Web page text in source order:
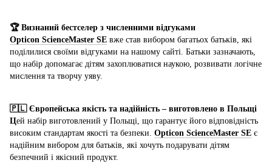
🏆 Визнаний бестселер з численними відгуками
Opticon ScienceMaster SE вже став вибором багатьох батьків, які
поділилися своїми відгуками на нашому сайті. Батьки зазначають,
що набір допомагає дітям захоплюватися наукою, розвивати логічне
мислення та творчу уяву.
🇵🇱 Європейська якість та надійність – виготовлено в Польщі
Цей набір виготовлений у Польщі, що гарантує його відповідність
високим стандартам якості та безпеки. Opticon ScienceMaster SE є
надійним вибором для батьків, які хочуть подарувати дітям
безпечний і якісний продукт.